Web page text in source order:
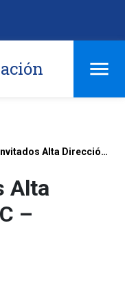
Ciclo de Invitados Alta Dirección MBA-UC – Cristóbal Prado
Alta
–